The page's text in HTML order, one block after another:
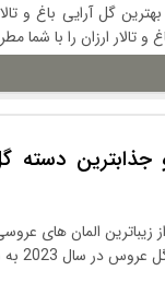
گل آرایی باغ و
و جذابترین
المان های
ترین